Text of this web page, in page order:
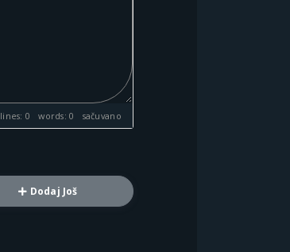
lines: 0 words: 0 sačuvano
Dodaj Još